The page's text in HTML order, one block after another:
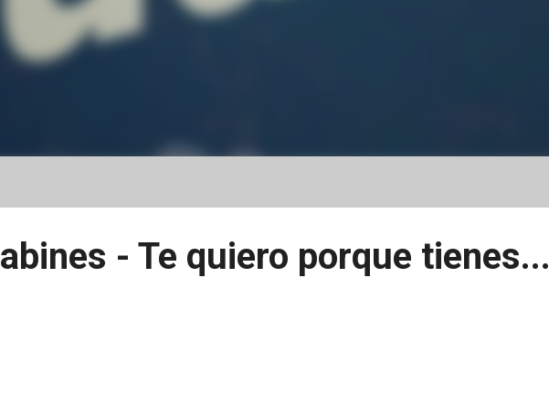
- Te quiero porque tienes...